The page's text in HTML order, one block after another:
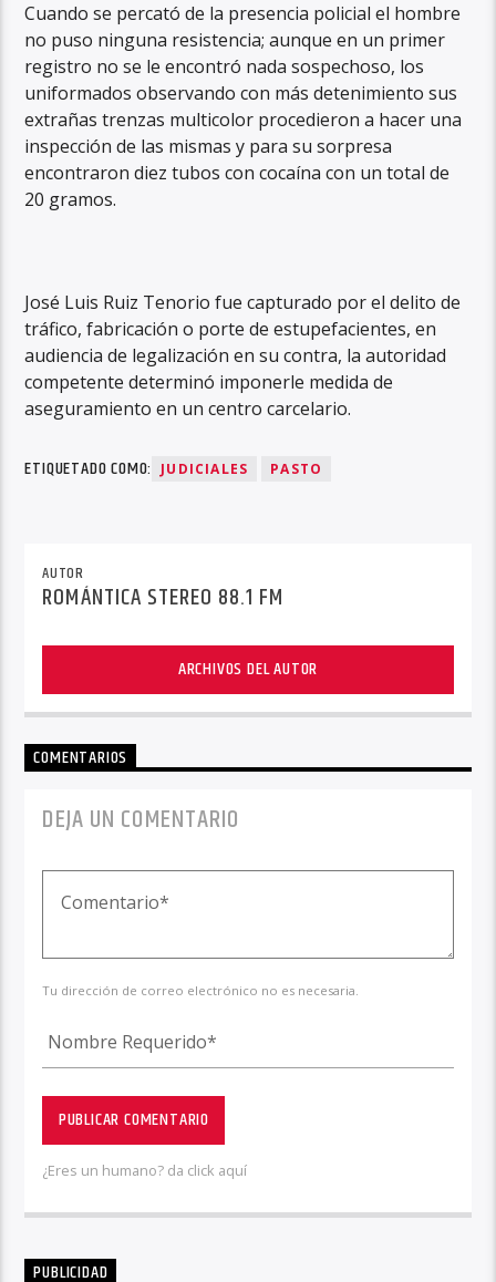
Cuando se percató de la presencia policial el hombre
no puso ninguna resistencia; aunque en un primer
registro no se le encontró nada sospechoso, los
uniformados observando con más detenimiento sus
extrañas trenzas multicolor procedieron a hacer una
inspección de las mismas y para su sorpresa
encontraron diez tubos con cocaína con un total de
20 gramos.
José Luis Ruiz Tenorio fue capturado por el delito de
tráfico, fabricación o porte de estupefacientes, en
audiencia de legalización en su contra, la autoridad
competente determinó imponerle medida de
aseguramiento en un centro carcelario.
ETIQUETADO COMO: JUDICIALES PASTO
AUTOR
ROMÁNTICA STEREO 88.1 FM
ARCHIVOS DEL AUTOR
COMENTARIOS
DEJA UN COMENTARIO
Tu dirección de correo electrónico no es necesaria.
¿Eres un humano? da click aquí
PUBLICIDAD